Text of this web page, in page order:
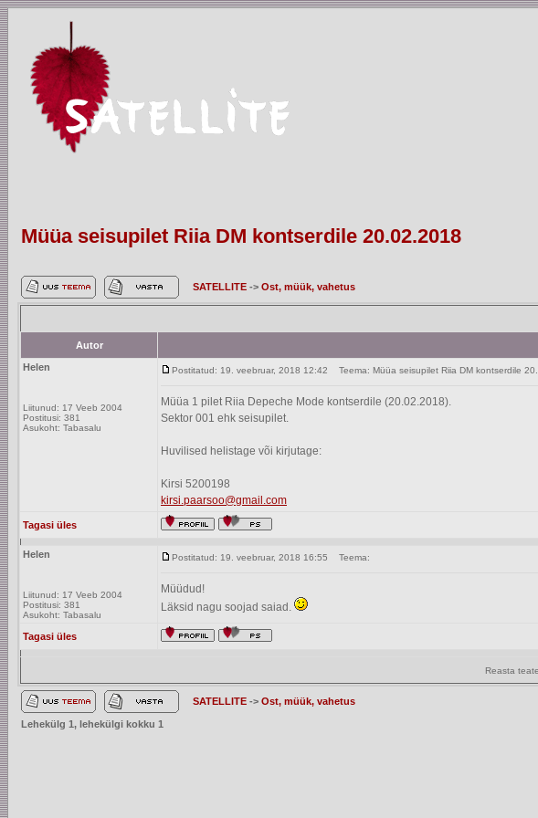
Müüa seisupilet Riia DM kontserdile 20.02.2018
SATELLITE -> Ost, müük, vahetus
Autor
Helen
Liitunud: 17 Veeb 2004
Postitusi: 381
Asukoht: Tabasalu
Postitatud: 19. veebruar, 2018 12:42 Teema: Müüa seisupilet Riia DM kontserdile
Müüa 1 pilet Riia Depeche Mode kontserdile (20.02.2018).
Sektor 001 ehk seisupilet.
Huvilised helistage või kirjutage:
Kirsi 5200198
kirsi.paarsoo@gmail.com
Tagasi üles
Helen
Liitunud: 17 Veeb 2004
Postitusi: 381
Asukoht: Tabasalu
Postitatud: 19. veebruar, 2018 16:55 Teema:
Müüdud!
Läksid nagu soojad saiad.
Tagasi üles
Reasta
SATELLITE -> Ost, müük, vahetus
Lehekülg 1, lehekülgi kokku 1